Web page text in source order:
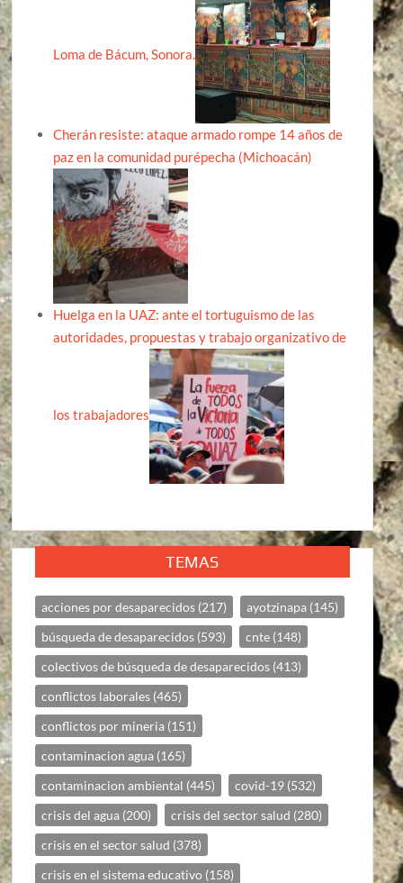
Loma de Bácum, Sonora.
Cherán resiste: ataque armado rompe 14 años de
paz en la comunidad purépecha (Michoacán)
Huelga en la UAZ: ante el tortuguismo de las
autoridades, propuestas y trabajo organizativo de
los trabajadores
TEMAS
acciones por desaparecidos (217) ayotzinapa (145)
búsqueda de desaparecidos (593) cnte (148)
colectivos de búsqueda de desaparecidos (413)
conflictos laborales (465)
conflictos por mineria (151)
contaminacion agua (165)
contaminacion ambiental (445) covid-19 (532)
crisis del agua (200) crisis del sector salud (280)
crisis en el sector salud (378)
crisis en el sistema educativo (158)